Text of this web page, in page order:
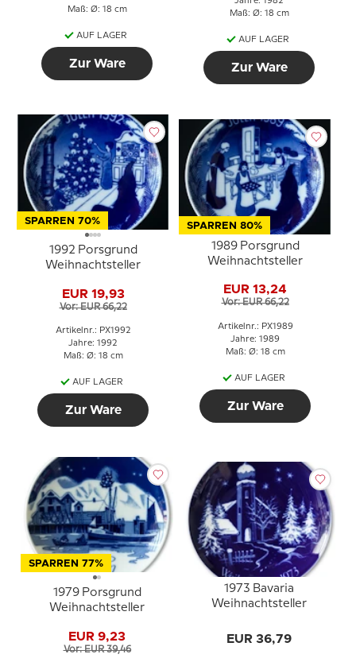
Maß: Ø: 18 cm
AUF LAGER
Zur Ware
Maß: Ø: 18 cm
AUF LAGER
Zur Ware
SPARREN 70%
1992 Porsgrund
Weihnachtsteller
EUR 19,93
Vor: EUR 66,22
Artikelnr.: PX1992
Jahre: 1992
Maß: Ø: 18 cm
AUF LAGER
Zur Ware
SPARREN 80%
1989 Porsgrund
Weihnachtsteller
EUR 13,24
Vor: EUR 66,22
Artikelnr.: PX1989
Jahre: 1989
Maß: Ø: 18 cm
AUF LAGER
Zur Ware
SPARREN 77%
1979 Porsgrund
Weihnachtsteller
EUR 9,23
Vor: EUR 39,46
1973 Bavaria
Weihnachtsteller
EUR 36,79